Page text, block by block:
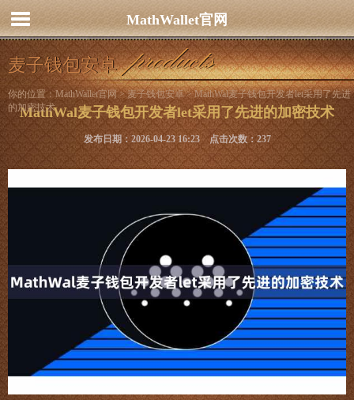
MathWallet官网
麦子钱包安卓
你的位置：MathWallet官网>麦子钱包安卓> MathWal麦子钱包开发者let采用了先进
的加密技术
MathWal麦子钱包开发者let采用了先进的加密技术
发布日期：2026-04-23 16:23 点击次数：237